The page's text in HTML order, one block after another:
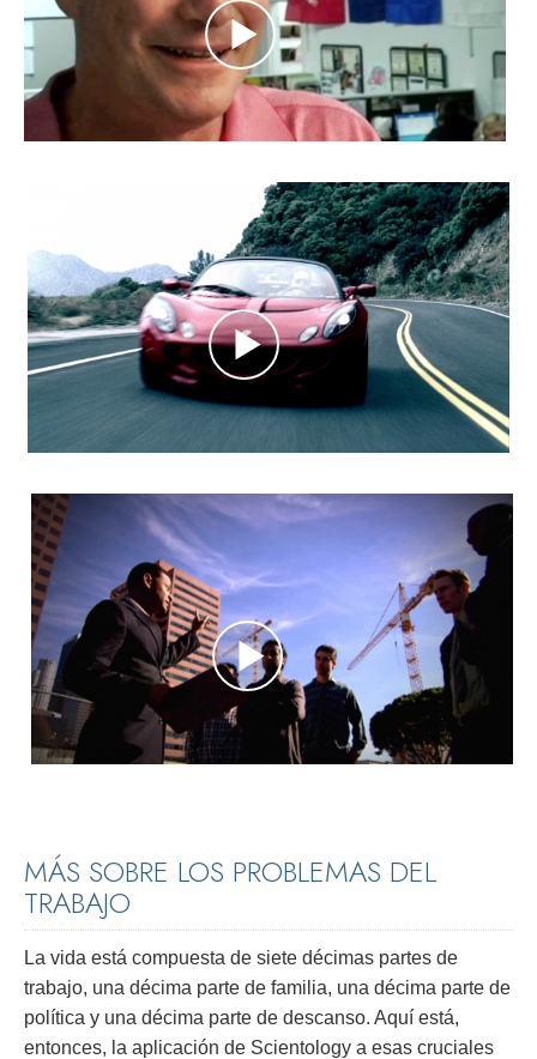
MÁS SOBRE LOS PROBLEMAS DEL
TRABAJO
La vida está compuesta de siete décimas partes de
trabajo, una décima parte de familia, una décima parte de
política y una décima parte de descanso. Aquí está,
entonces, la aplicación de Scientology a esas cruciales